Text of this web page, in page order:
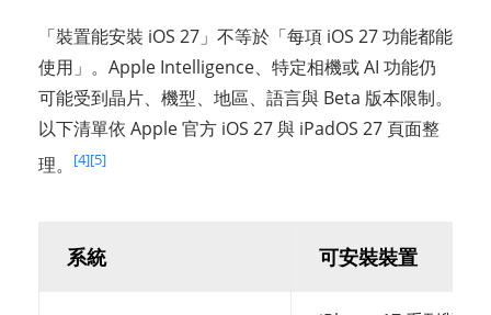
「裝置能安裝 iOS 27」不等於「每項 iOS 27 功能都能
使用」。Apple Intelligence、特定相機或 AI 功能仍
可能受到晶片、機型、地區、語言與 Beta 版本限制。
以下清單依 Apple 官方 iOS 27 與 iPadOS 27 頁面整
理。
[4][5]
系統 可安裝裝置